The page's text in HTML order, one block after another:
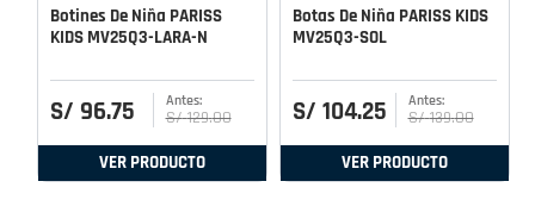
Botines De Niña PARISS
KIDS MV25Q3-LARA-N
S/ 96.75 S/ 129.00
VER PRODUCTO
Botas De Niña PARISS KIDS
MV25Q3-SOL
S/ 104.25 S/ 139.00
VER PRODUCTO